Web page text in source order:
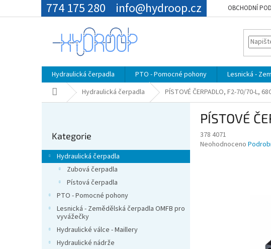
774 175 280 info@hydroop.cz OBCHODNÍ
Hydraulická čerpadla PTO - Pomocné pohony Lesnická -
Domů Hydraulická čerpadla PÍSTOVÉ ČERPADLO, F2-70/70-L,
r
a
kategorie
Kategorie
Hydraulická čerpadla
Zubová čerpadla
Pístová čerpadla
PTO - Pomocné pohony
Lesnická - Zemědělská čerpadla OMFB pro
vyvážečky
Hydraulické válce - Maillery
Hydraulické nádrže
PÍSTOVÉ
378 4071
Průměrné
Neohodnoceno